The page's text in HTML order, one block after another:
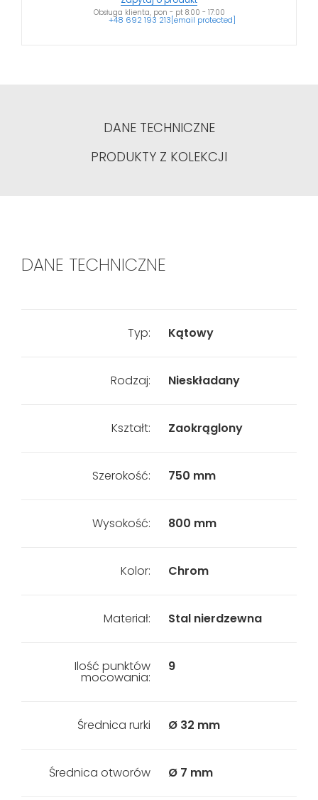
Obsługa klienta, pon - pt 8:00 - 17:00
+48 692 193 213[email protected]
DANE TECHNICZNE
PRODUKTY Z KOLEKCJI
DANE TECHNICZNE
Typ: Kątowy
Rodzaj: Nieskładany
Kształt: Zaokrąglony
Szerokość: 750 mm
Wysokość: 800 mm
Kolor: Chrom
Materiał: Stal nierdzewna
Ilość punktów
mocowania:
9
Średnica rurki Ø 32 mm
Średnica otworów Ø 7 mm